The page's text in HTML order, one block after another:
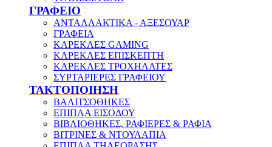
ΓΡΑΦΕΙΟ
ΑΝΤΑΛΛΑΚΤΙΚΑ - ΑΞΕΣΟΥΑΡ
ΓΡΑΦΕΙΑ
ΚΑΡΕΚΛΕΣ GAMING
ΚΑΡΕΚΛΕΣ ΕΠΙΣΚΕΠΤΗ
ΚΑΡΕΚΛΕΣ ΤΡΟΧΗΛΑΤΕΣ
ΣΥΡΤΑΡΙΕΡΕΣ ΓΡΑΦΕΙΟΥ
ΤΑΚΤΟΠΟΙΗΣΗ
ΒΑΛΙΤΣΟΘΗΚΕΣ
ΕΠΙΠΛΑ ΕΙΣΟΔΟΥ
ΒΙΒΛΙΟΘΗΚΕΣ, ΡΑΦΙΕΡΕΣ & ΡΑΦΙΑ
ΒΙΤΡΙΝΕΣ & ΝΤΟΥΛΑΠΙΑ